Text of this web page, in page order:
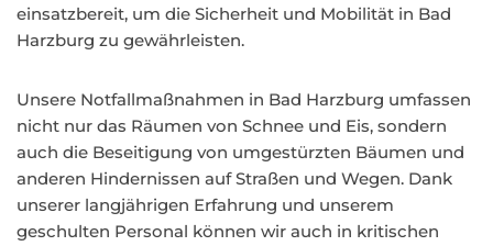
einsatzbereit, um die Sicherheit und Mobilität in Bad
Harzburg zu gewährleisten.
Unsere Notfallmaßnahmen in Bad Harzburg umfassen
nicht nur das Räumen von Schnee und Eis, sondern
auch die Beseitigung von umgestürzten Bäumen und
anderen Hindernissen auf Straßen und Wegen. Dank
unserer langjährigen Erfahrung und unserem
geschulten Personal können wir auch in kritischen